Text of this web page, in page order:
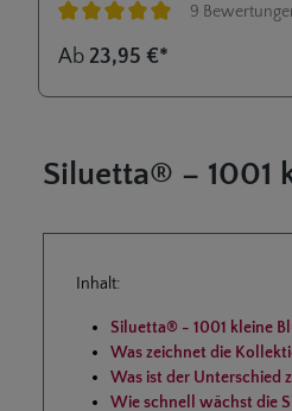
kleine Gärten, Balkone und
Durchschnittliche Bewertung
9
Ab 23,95 €*
Siluetta® – 1001
Inhalt:
Siluetta® - 1001 kleine
Was zeichnet die
Was ist der Unterschied
Wie schnell wächst die